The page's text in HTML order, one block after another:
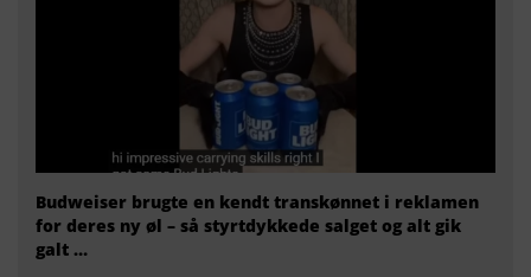
Budweiser brugte en kendt transkønnet i reklamen
for deres ny øl – så styrtdykkede salget og alt gik
galt …